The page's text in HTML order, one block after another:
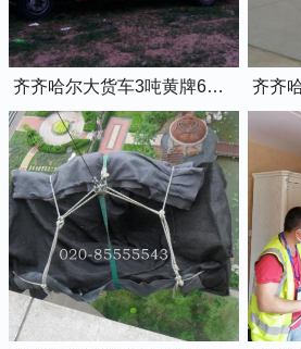
齐齐哈尔大货车3吨黄牌6米8的厢式货车